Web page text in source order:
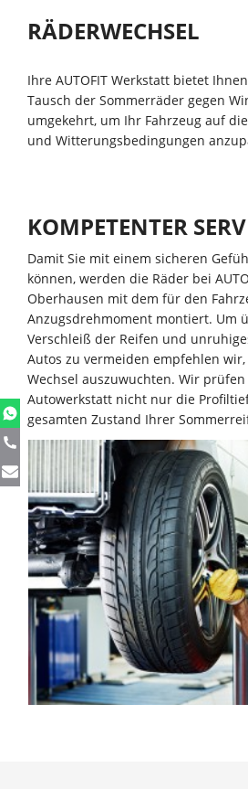
RÄDERWECHSEL
Ihre AUTOFIT Werkstatt bietet
Tausch der Sommerräder gegen
umgekehrt, um Ihr Fahrzeug auf
und Witterungsbedingungen
KOMPETENTER
Damit Sie mit einem sicheren
können, werden die Räder bei
Oberhausen mit dem für den
Anzugsdrehmoment montiert. Um
Verschleiß der Reifen und
Autos zu vermeiden empfehlen
Wechsel auszuwuchten. Wir
Autowerkstatt nicht nur die
gesamten Zustand Ihrer